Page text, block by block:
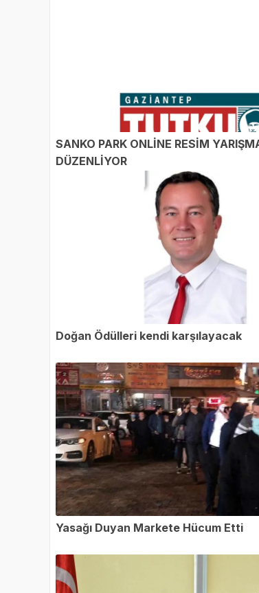
SANKO PARK ONLİNE RESİM
DÜZENLİYOR
Doğan Ödülleri kendi karşılayacak
Yasağı Duyan Markete Hücum Etti